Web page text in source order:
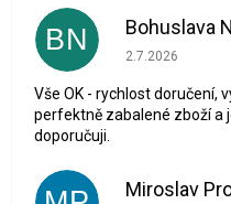
BN Bohuslava
Hodnocení
2.7.2026
Vše OK - rychlost doručení,
perfektně zabalené zboží a
doporučuji.
Miroslav